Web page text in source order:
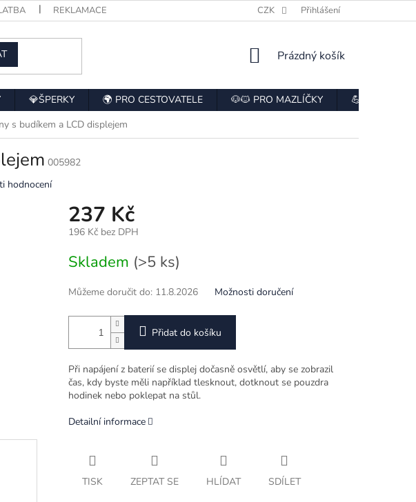
REKLAMACE ODSTOUPENÍ OD SMLOUVY
CZK Přihlášení
NÁKUPNÍ
Prázdný košík
💎ŠPERKY 🌍 PRO CESTOVATELE 🐶🐱 PRO MAZLÍČKY
💪 PRO
s budíkem a LCD displejem
005982
hodnocení
237 Kč
196 Kč bez DPH
cena:
Skladem (>5 ks)
Můžeme doručit do: 11.8.2026 Možnosti doručení
Přidat do košíku
Při napájení z baterií se displej dočasně osvětlí, aby se zobrazil
čas, kdy byste měli například tlesknout, dotknout se pouzdra
hodinek nebo poklepat na stůl.
Detailní informace
TISK ZEPTAT SE HLÍDAT SDÍLET